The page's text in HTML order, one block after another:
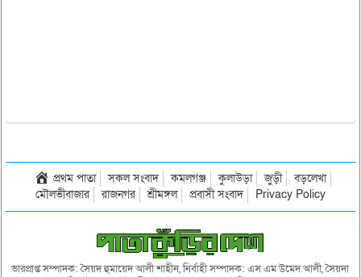
প্রথম পাতা সকল সংবাদ কমলগঞ্জ কুলাউড়া জুড়ী
বড়লেখা
মৌলভীবাজার
রাজনগর শ্রীমঙ্গল প্রবাসী সংবাদ Privacy Policy
ভারপ্রাপ্ত সম্পাদক: সৈয়দ হুমায়েদ আলী শাহীন, নির্বাহী সম্পাদক: এস এম উমেদ আলী, সৈয়দা